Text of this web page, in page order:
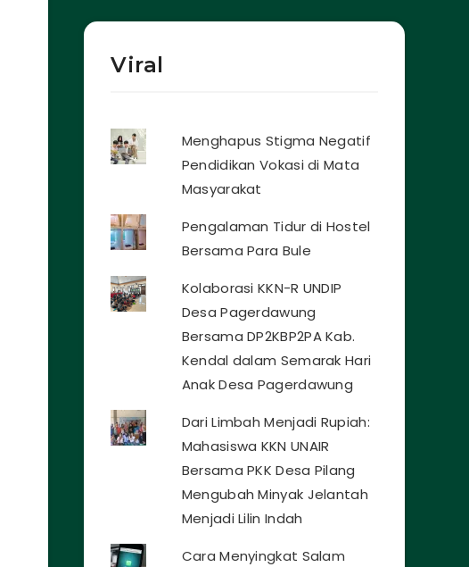
Viral
Menghapus Stigma Negatif
Pendidikan Vokasi di Mata
Masyarakat
Pengalaman Tidur di Hostel
Bersama Para Bule
Kolaborasi KKN-R UNDIP
Desa Pagerdawung
Bersama DP2KBP2PA Kab.
Kendal dalam Semarak Hari
Anak Desa Pagerdawung
Dari Limbah Menjadi Rupiah:
Mahasiswa KKN UNAIR
Bersama PKK Desa Pilang
Mengubah Minyak Jelantah
Menjadi Lilin Indah
Cara Menyingkat Salam